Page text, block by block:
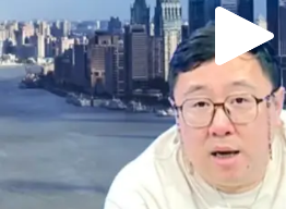
Play
Video